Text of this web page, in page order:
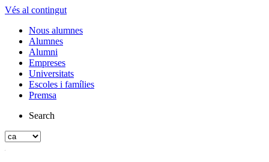
Vés al contingut
Nous alumnes
Alumnes
Alumni
Empreses
Universitats
Escoles i famílies
Premsa
Search